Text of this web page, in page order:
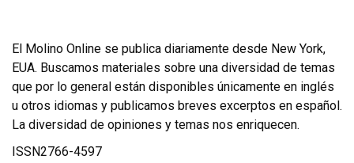
El Molino Online se publica diariamente desde New York,
EUA. Buscamos materiales sobre una diversidad de temas
que por lo general están disponibles únicamente en inglés
u otros idiomas y publicamos breves excerptos en español.
La diversidad de opiniones y temas nos enriquecen.
ISSN2766-4597